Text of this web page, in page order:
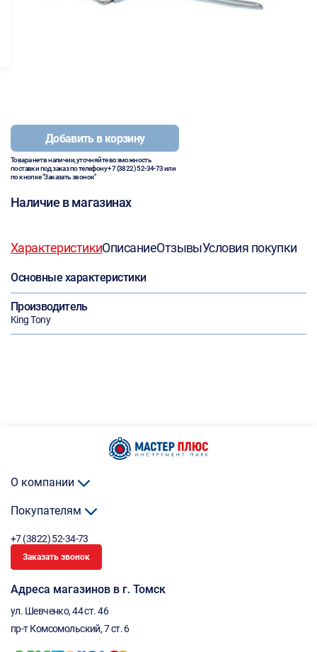
Добавить в корзину
Товара нет в наличии, уточняйте возможность
поставки под заказ по телефону+7 (3822) 52-34-73или
по кнопке "Заказать звонок"
Наличие в магазинах
ХарактеристикиОписаниеОтзывыУсловия покупки
Основные характеристики
Производитель
King Tony
О компании
Покупателям
+7 (3822) 52-34-73
Заказать звонок
Адреса магазинов в г. Томск
ул. Шевченко, 44 ст. 46
пр-т Комсомольский, 7 ст. 6